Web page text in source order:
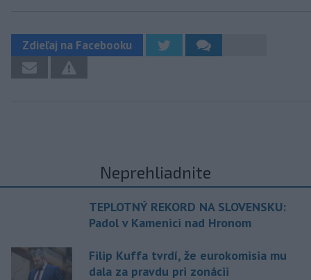
Zdieľaj na Facebooku
Neprehliadnite
TEPLOTNÝ REKORD NA SLOVENSKU:
Padol v Kamenici nad Hronom
Filip Kuffa tvrdí, že eurokomisia mu
dala za pravdu pri zonácii